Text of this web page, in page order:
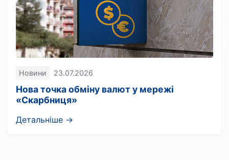
Новини 23.07.2026
Нова точка обміну валют у мережі
«Скарбниця»
Детальніше →